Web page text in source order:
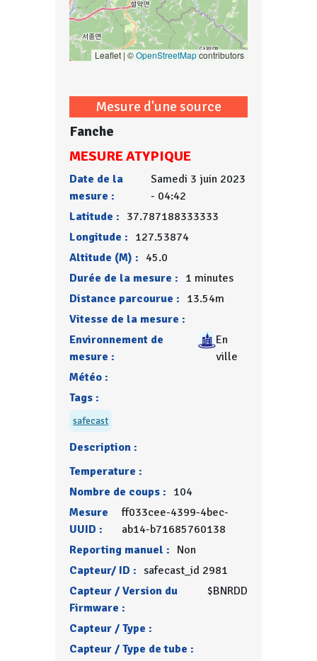
Leaflet | ©OpenStreetMapcontributors
Mesure d'une source
Fanche
MESURE ATYPIQUE
Date de la
mesure :
Samedi 3 juin 2023
- 04:42
Latitude : 37.787188333333
Longitude : 127.53874
Altitude (M) : 45.0
Durée de la mesure : 1 minutes
Distance parcourue : 13.54m
Vitesse de la mesure :
Environnement de
mesure :
En
ville
Météo :
Tags :
safecast
Description :
Temperature :
Nombre de coups : 104
Mesure
UUID :
ff033cee-4399-4bec-
ab14-b71685760138
Reporting manuel : Non
Capteur/ ID : safecast_id 2981
Capteur / Version du
Firmware :
$BNRDD
Capteur / Type :
Capteur / Type de tube :